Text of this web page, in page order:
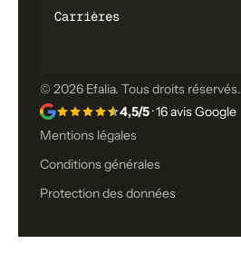
Carrières
© 2026 Efalia. Tous droits réservés.
4,5/5· 16 avis Google
Mentions légales
Conditions générales
Protection des données